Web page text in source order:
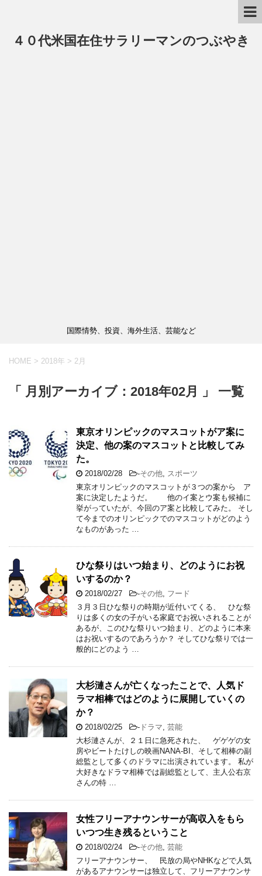
４０代米国在住サラリーマンのつぶやき
国際情勢、投資、海外生活、芸能など
HOME > 2018年 > 2月
「 月別アーカイブ：2018年02月 」 一覧
東京オリンピックのマスコットがア案に
決定、他の案のマスコットと比較してみ
た。
2018/02/28 -その他
スポーツ
東京オリンピックのマスコットが３つの案から ア
案に決定したようだ。 他のイ案とウ案も候補に
挙がっていたが、今回のア案と比較してみた。 そし
て今までのオリンピックでのマスコットがどのよう
なものがあった …
ひな祭りはいつ始まり、どのようにお祝
いするのか？
2018/02/27 -その他 フード
３月３日ひな祭りの時期が近付いてくる、 ひな祭
りは多くの女の子がいる家庭でお祝いされることが
あるが、このひな祭りいつ始まり、どのように本来
はお祝いするのであろうか？ そしてひな祭りでは一
般的にどのよう …
大杉漣さんが亡くなったことで、人気ド
ラマ相棒ではどのように展開していくの
か？
2018/02/25 - ドラマ 芸能
大杉漣さんが、２１日に急死された、 ゲゲゲの女
房やビートたけしの映画NANA-BI、そして相棒の副
総監として多くのドラマに出演されています。 私が
大好きなドラマ相棒では副総監として、主人公右京
さんの特 …
女性フリーアナウンサーが高収入をもら
いつつ生き残るということ
2018/02/24 -その他 芸能
フリーアナウンサー、 民放の局やNHKなどで人気
があるアナウンサーは独立して、フリーアナウンサ